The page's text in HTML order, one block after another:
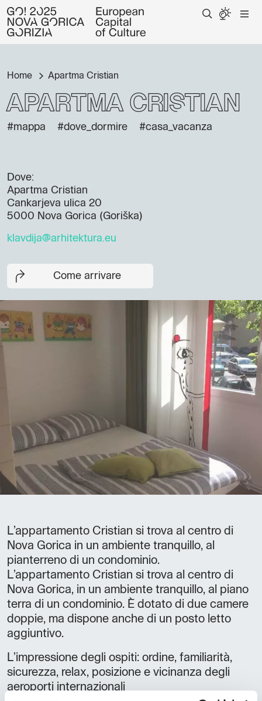
Home Apartma Cristian
Apartma Cristian
#mappa #dove_dormire #casa_vacanza
Dove:
Apartma Cristian
Cankarjeva ulica 20
5000 Nova Gorica (Goriška)
klavdija@arhitektura.eu
Come arrivare
L’appartamento Cristian si trova al centro di
Nova Gorica in un ambiente tranquillo, al
pianterreno di un condominio.
L’appartamento Cristian si trova al centro di
Nova Gorica, in un ambiente tranquillo, al piano
terra di un condominio. È dotato di due camere
doppie, ma dispone anche di un posto letto
aggiuntivo.
L’impressione degli ospiti: ordine, familiarità,
sicurezza, relax, posizione e vicinanza degli
aeroporti internazionali